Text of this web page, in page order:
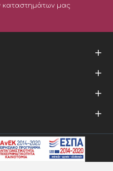
καταστημάτων μας
Think Open ( ΕΛΛΑΔΑ )